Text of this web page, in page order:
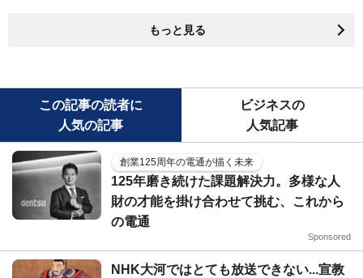
もっと見る
この記事の読者に
人気の記事
ビジネスの
人気記事
創業125周年の電通が描く未来
125年磨き続けた課題解決力。多様な人
財の才能を掛け合わせて挑む、これから
の電通
Sponsored
NHK大河ではとても放送できない...宣教